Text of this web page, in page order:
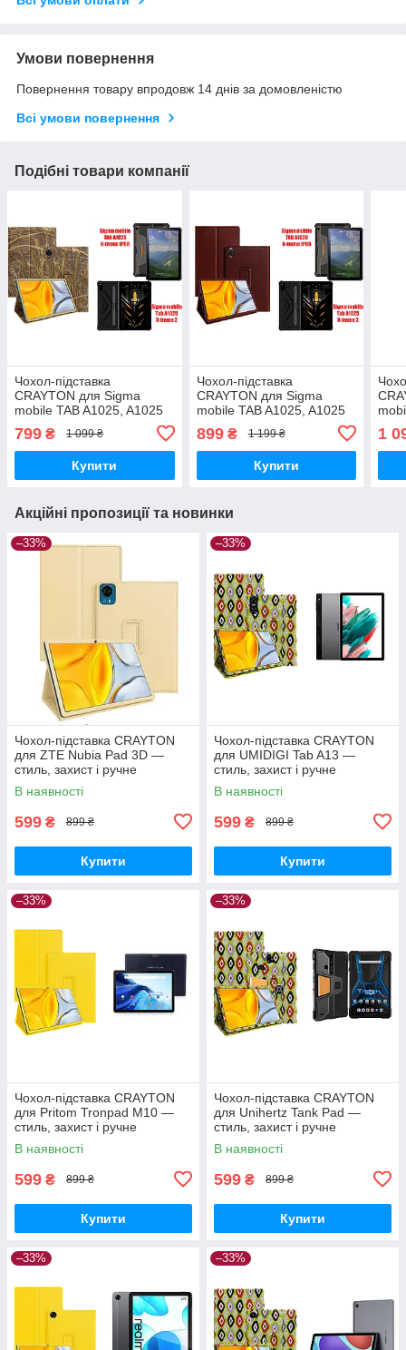
Умови повернення
Повернення товару впродовж 14 днів за домовленістю
Всі умови повернення
Подібні товари компанії
Чохол-підставка
CRAYTON для Sigma
mobile TAB A1025, A1025
X-treme 2 — стиль, захист
і ручне збирання, колір
Камиш
799 ₴ 1 099 ₴
Купити
Чохол-підставка
CRAYTON для Sigma
mobile TAB A1025, A1025
X-treme 2 — стиль, захист
і ручне збирання, колір
Карміновий
899₴ 1 199 ₴
Купити
1
Акційні пропозиції та новинки
–33%
Чохол-підставка CRAYTON
для ZTE Nubia Pad 3D —
стиль, захист і ручне
збирання, колір Бежевий
В наявності
599 ₴ 899 ₴
Купити
–33%
Чохол-підставка CRAYTON
для UMIDIGI Tab A13 —
стиль, захист і ручне
збирання, колір Камні
В наявності
599 ₴ 899 ₴
Купити
–33%
Чохол-підставка CRAYTON
для Pritom Tronpad M10 —
стиль, захист і ручне
збирання, колір Жовтий
В наявності
599 ₴ 899 ₴
Купити
–33%
Чохол-підставка CRAYTON
для Unihertz Tank Pad —
стиль, захист і ручне
збирання, колір Камні
В наявності
599 ₴ 899 ₴
Купити
–33% –33%